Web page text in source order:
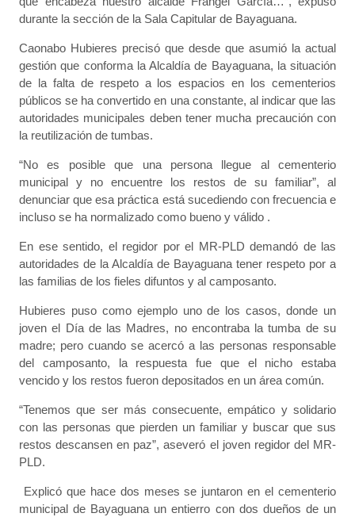
durante la sección de la Sala Capitular de Bayaguana.
Caonabo Hubieres precisó que desde que asumió la actual
gestión que conforma la Alcaldía de Bayaguana, la situación
de la falta de respeto a los espacios en los cementerios
públicos se ha convertido en una constante, al indicar que las
autoridades municipales deben tener mucha precaución con
la reutilización de tumbas.
“No es posible que una persona llegue al cementerio
municipal y no encuentre los restos de su familiar”, al
denunciar que esa práctica está sucediendo con frecuencia e
incluso se ha normalizado como bueno y válido .
En ese sentido, el regidor por el MR-PLD demandó de las
autoridades de la Alcaldía de Bayaguana tener respeto por a
las familias de los fieles difuntos y al camposanto.
Hubieres puso como ejemplo uno de los casos, donde un
joven el Día de las Madres, no encontraba la tumba de su
madre; pero cuando se acercó a las personas responsable
del camposanto, la respuesta fue que el nicho estaba
vencido y los restos fueron depositados en un área común.
“Tenemos que ser más consecuente, empático y solidario
con las personas que pierden un familiar y buscar que sus
restos descansen en paz”, aseveró el joven regidor del MR-
PLD.
Explicó que hace dos meses se juntaron en el cementerio
municipal de Bayaguana un entierro con dos dueños de un